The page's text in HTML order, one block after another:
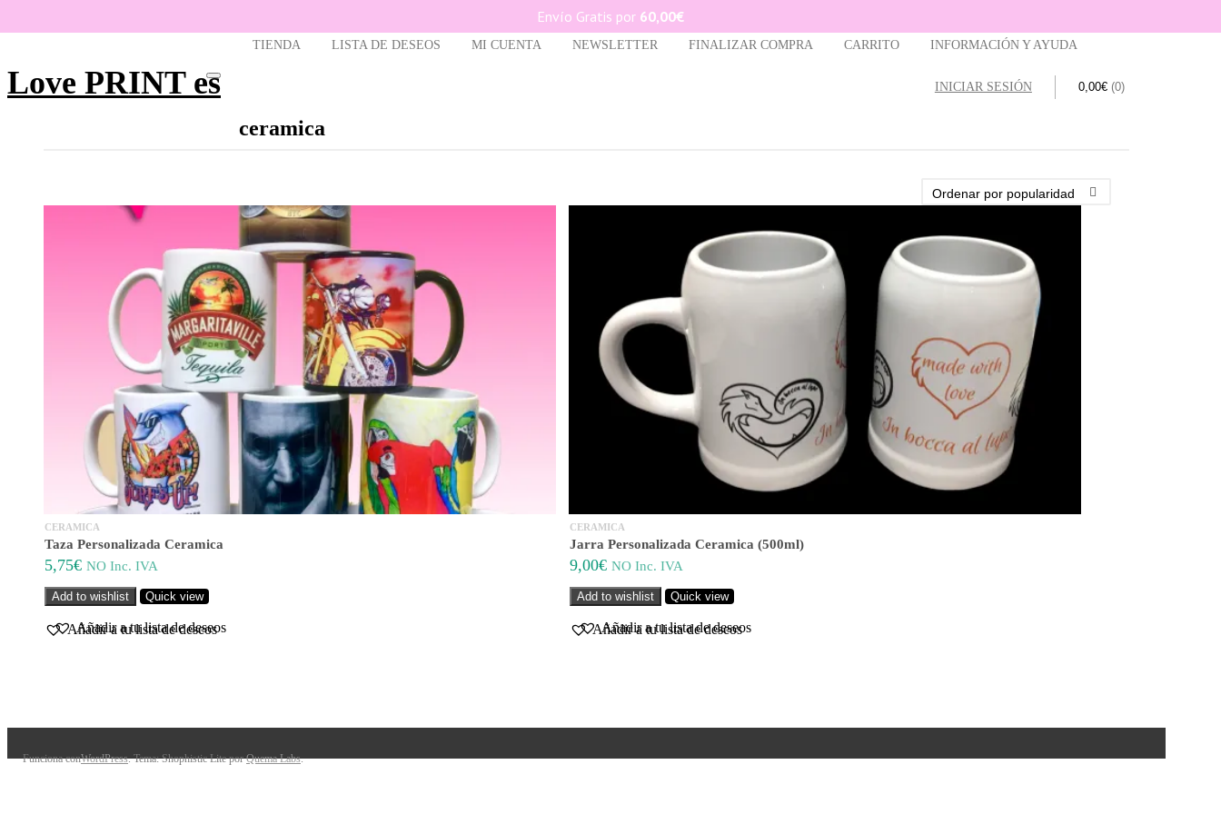
Love PRINT esToggle navigation
TIENDA LISTA DE DESEOS MI CUENTA NEWSLETTER FINALIZAR COMPRA CARRITO INFORMACIÓN Y AYUDA
0,00€ (0)
INICIAR SESIÓN
ceramica
CERAMICA
Taza Personalizada Ceramica
5,75€ NO Inc. IVA
Add to wishlist Quick view
Añadir a tu lista de deseos
CERAMICA
Jarra Personalizada Ceramica (500ml)
9,00€ NO Inc. IVA
Add to wishlist Quick view
Añadir a tu lista de deseos
Funciona conWordPress. Tema: Shophistic Lite porQuema Labs.
Envío Gratis por 60,00€